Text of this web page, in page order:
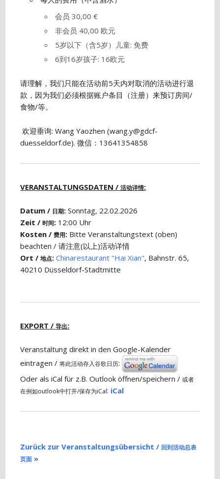
会员 30,00 €
非会员 40,00 欧元
5岁以下（含5岁）儿童: 免费
6到16岁孩子: 16欧元
请理解，我们只能在活动前5天内对取消的活动进行退
款，因为我们必须根据账户条目（注册）来预订房间/
食物/等。
欢迎垂询: Wang Yaozhen (wang.y@gdcf-
duesseldorf.de). 微信：13641354858
VERANSTALTUNGSDATEN /活动详情:
Datum / 日期: Sonntag, 22.02.2026
Zeit /时间: 12:00 Uhr
Kosten /费用: Bitte Veranstaltungstext (oben)
beachten / 请注意(以上)活动详情
Ort /地点: Chinarestaurant "Hai Xian", Bahnstr. 65,
40210 Düsseldorf-Stadtmitte
EXPORT /导出:
Veranstaltung direkt in den Google-Kalender
eintragen /将此活动存入谷歌日历:
Oder als iCal für z.B. Outlook öffnen/speichern /或者
在例如outlook中打开/保存为iCal: iCal
Zurück zur Veranstaltungsübersicht / 回到活动总表
页面 »